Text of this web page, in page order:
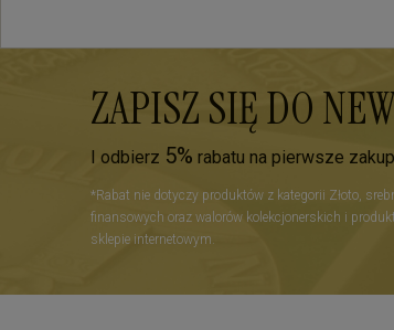
ZAPISZ SIĘ DO
I odbierz 5% rabatu na pierwsze
*Rabat nie dotyczy produktów z kategorii Złoto,
finansowych oraz walorów kolekcjonerskich i
sklepie internetowym.